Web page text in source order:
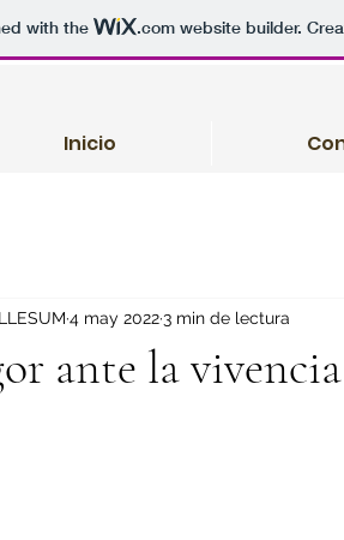
with the .comwebsite builder.
Inicio
ante la
4 may 20223 min de lectura